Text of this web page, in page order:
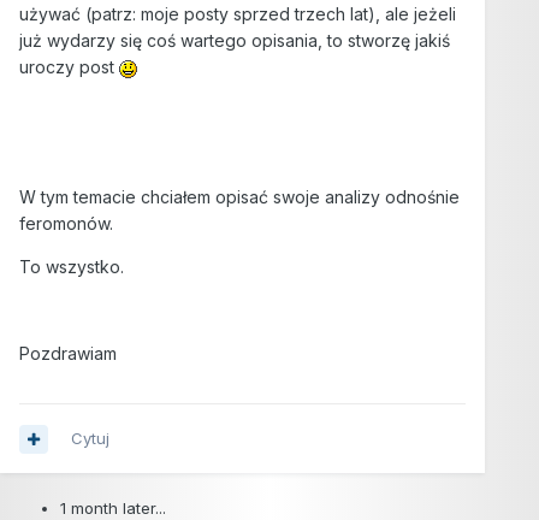
używać (patrz: moje posty sprzed trzech lat), ale jeżeli
już wydarzy się coś wartego opisania, to stworzę jakiś
uroczy post
W tym temacie chciałem opisać swoje analizy odnośnie
feromonów.
To wszystko.
Pozdrawiam
Cytuj
1 month later...